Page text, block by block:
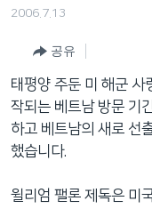
텐
프로그램
주파수 안내
언어 선택
2006.7.13
공유
태평양 주둔 미 해군 사
작되는 베트남 방문 기
하고 베트남의 새로 선
했습니다.
윌리엄 팰론 제독은 미